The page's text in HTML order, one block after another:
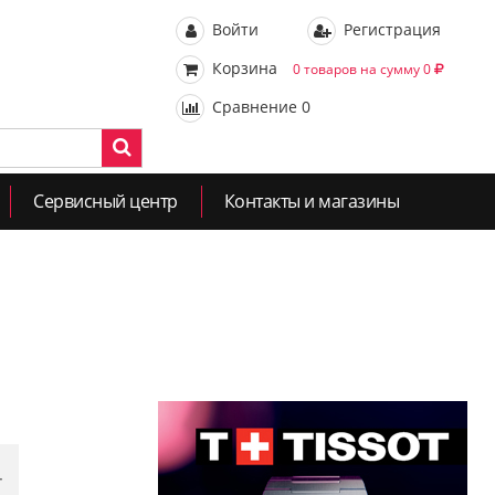
Войти
Регистрация
Корзина
0 товаров на сумму 0
Сравнение 0
Сервисный центр Контакты и магазины